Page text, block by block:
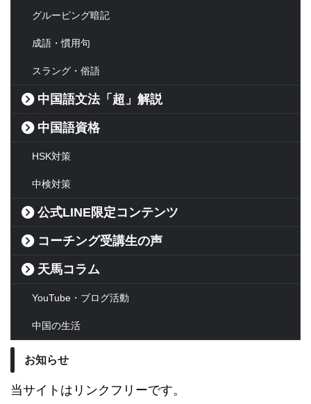
グルーピング暗記
成語・慣用句
スラング・俗語
中国語文法「超」解説
中国語資格
HSK対策
中検対策
公式LINE限定コンテンツ
コーチング受講生の声
天馬コラム
YouTube・ブログ活動
中国の生活
お知らせ
当サイトはリンクフリーです。